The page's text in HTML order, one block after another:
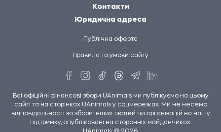
Контакти
Юридична адреса
Публічна оферта
Правила та умови сайту
Всі офіційні фінансові збори UAnimals ми публікуємо на цьому
сайті та на сторінках UAnimals у соцмережах. Ми не несемо
відповідальності за збори інших людей чи організацій на нашу
підтримку, опубліковані на сторонніх майданчиках.